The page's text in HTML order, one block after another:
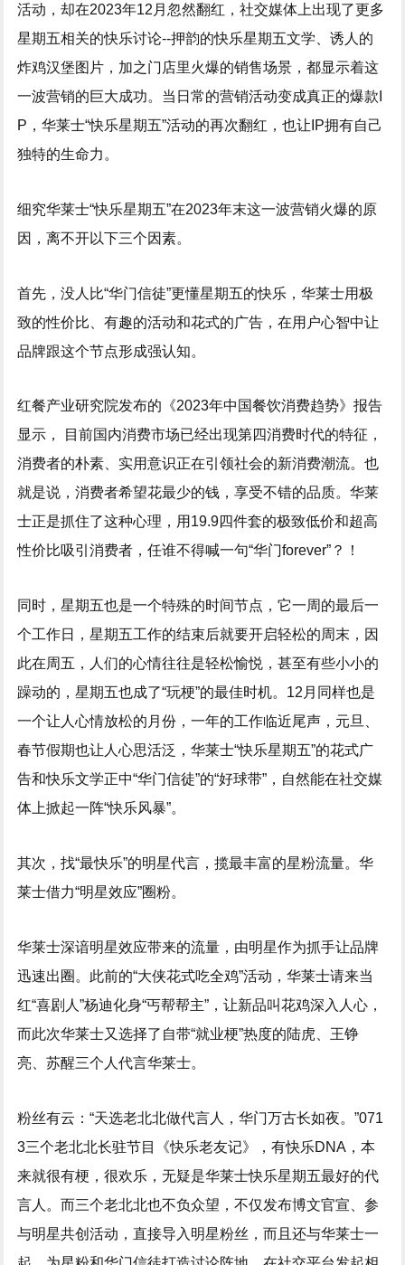
活动，却在2023年12月忽然翻红，社交媒体上出现了更多
星期五相关的快乐讨论--押韵的快乐星期五文学、诱人的
炸鸡汉堡图片，加之门店里火爆的销售场景，都显示着这
一波营销的巨大成功。当日常的营销活动变成真正的爆款I
P，华莱士“快乐星期五”活动的再次翻红，也让IP拥有自己
独特的生命力。
细究华莱士“快乐星期五”在2023年末这一波营销火爆的原
因，离不开以下三个因素。
首先，没人比“华门信徒”更懂星期五的快乐，华莱士用极
致的性价比、有趣的活动和花式的广告，在用户心智中让
品牌跟这个节点形成强认知。
红餐产业研究院发布的《2023年中国餐饮消费趋势》报告
显示， 目前国内消费市场已经出现第四消费时代的特征，
消费者的朴素、实用意识正在引领社会的新消费潮流。也
就是说，消费者希望花最少的钱，享受不错的品质。华莱
士正是抓住了这种心理，用19.9四件套的极致低价和超高
性价比吸引消费者，任谁不得喊一句“华门forever”？！
同时，星期五也是一个特殊的时间节点，它一周的最后一
个工作日，星期五工作的结束后就要开启轻松的周末，因
此在周五，人们的心情往往是轻松愉悦，甚至有些小小的
躁动的，星期五也成了“玩梗”的最佳时机。12月同样也是
一个让人心情放松的月份，一年的工作临近尾声，元旦、
春节假期也让人心思活泛，华莱士“快乐星期五”的花式广
告和快乐文学正中“华门信徒”的“好球带”，自然能在社交媒
体上掀起一阵“快乐风暴”。
其次，找“最快乐”的明星代言，揽最丰富的星粉流量。华
莱士借力“明星效应”圈粉。
华莱士深谙明星效应带来的流量，由明星作为抓手让品牌
迅速出圈。此前的“大侠花式吃全鸡”活动，华莱士请来当
红“喜剧人”杨迪化身“丐帮帮主”，让新品叫花鸡深入人心，
而此次华莱士又选择了自带“就业梗”热度的陆虎、王铮
亮、苏醒三个人代言华莱士。
粉丝有云：“天选老北北做代言人，华门万古长如夜。”071
3三个老北北长驻节目《快乐老友记》，有快乐DNA，本
来就很有梗，很欢乐，无疑是华莱士快乐星期五最好的代
言人。而三个老北北也不负众望，不仅发布博文官宣、参
与明星共创活动，直接导入明星粉丝，而且还与华莱士一